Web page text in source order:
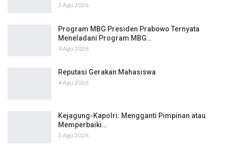
3 Agu 2026
Program MBG Presiden Prabowo Ternyata
Meneladani Program MBG…
4 Agu 2026
Reputasi Gerakan Mahasiswa
4 Agu 2026
Kejagung-Kapolri: Mengganti Pimpinan atau
Memperbaiki…
5 Agu 2026